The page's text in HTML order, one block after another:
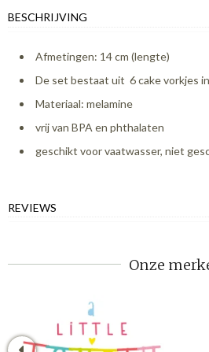
BESCHRIJVING
Afmetingen: 14 cm (lengte)
De set bestaat uit 6 cake vorkjes
Materiaal: melamine
vrij van BPA en phthalaten
geschikt voor vaatwasser, niet
REVIEWS
Onze